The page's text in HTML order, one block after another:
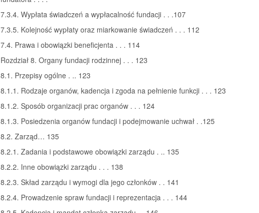
7.3.4. Wypłata świadczeń a wypłacalność fundacji . . .107
7.3.5. Kolejność wypłaty oraz miarkowanie świadczeń . . . 112
7.4. Prawa i obowiązki beneficjenta . . . 114
Rozdział 8. Organy fundacji rodzinnej . . . 123
8.1. Przepisy ogólne . .. 123
8.1.1. Rodzaje organów, kadencja i zgoda na pełnienie funkcji . . . 123
8.1.2. Sposób organizacji prac organów . . . 124
8.1.3. Posiedzenia organów fundacji i podejmowanie uchwał . .125
8.2. Zarząd… 135
8.2.1. Zadania i podstawowe obowiązki zarządu . .. 135
8.2.2. Inne obowiązki zarządu . . . 138
8.2.3. Skład zarządu i wymogi dla jego członków . . 141
8.2.4. Prowadzenie spraw fundacji i reprezentacja . . . 144